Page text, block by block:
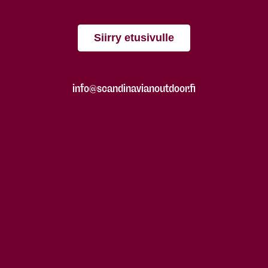
Siirry etusivulle
info@scandinavianoutdoor.fi